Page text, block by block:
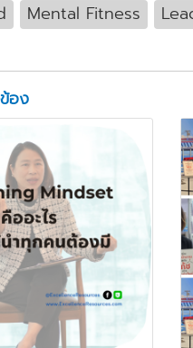
Mental Fitness
อง